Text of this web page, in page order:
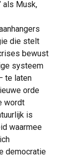
’ als Musk,
die stelt
bewust
systeem
te laten
orde
wordt
is
waarmee
democratie